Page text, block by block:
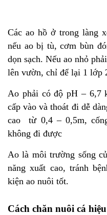
Cách
Các ao hồ ở trong làng
nếu ao bị tù, cơm bùn
dọn sạch. Nếu ao nhỏ
lên vườn, chỉ để lại 1 lớp
Ao phải có độ pH – 6,7
cấp vào và thoát đi dễ
cao từ 0,4 – 0,5m,
không đi được
Ao là môi trường sống
năng xuất cao, tránh
kiện ao nuôi tốt.
Cách chăn nuôi cá